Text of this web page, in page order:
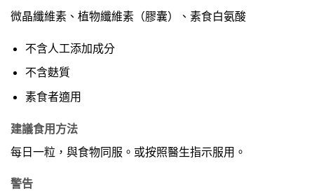
微晶纖維素、植物纖維素（膠囊）、素食白氨酸
不含人工添加成分
不含麩質
素食者適用
建議食用方法
每日一粒，與食物同服。或按照醫生指示服用。
警告